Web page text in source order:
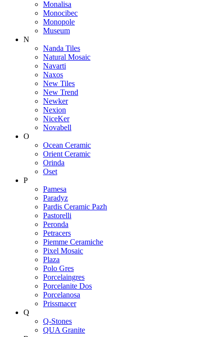
Monalisa
Monocibec
Monopole
Museum
N
Nanda Tiles
Natural Mosaic
Navarti
Naxos
New Tiles
New Trend
Newker
Nexion
NiceKer
Novabell
O
Ocean Ceramic
Orient Ceramic
Orinda
Oset
P
Pamesa
Paradyz
Pardis Ceramic Pazh
Pastorelli
Peronda
Petracers
Piemme Ceramiche
Pixel Mosaic
Plaza
Polo Gres
Porcelaingres
Porcelanite Dos
Porcelanosa
Prissmacer
Q
Q-Stones
QUA Granite